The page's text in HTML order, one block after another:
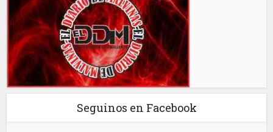
Seguinos en Facebook